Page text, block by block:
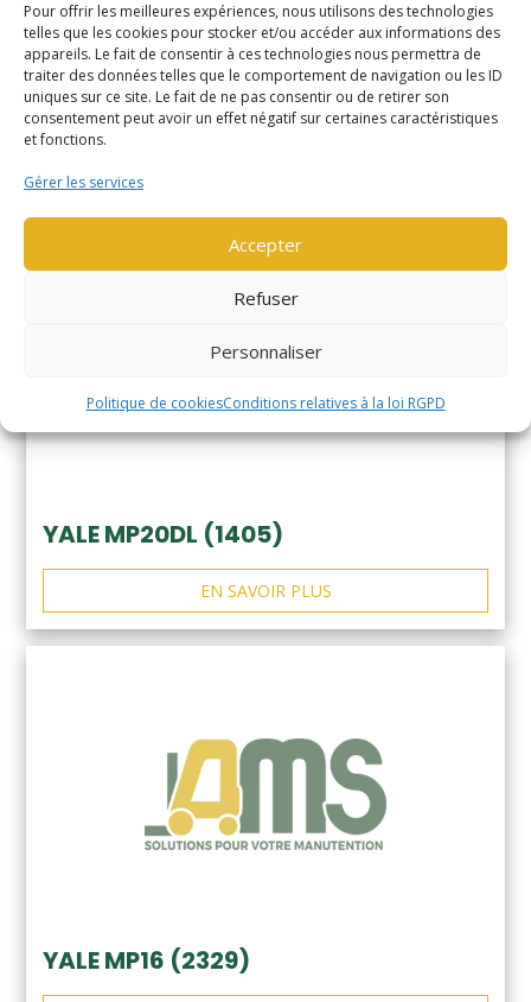
Pour offrir les meilleures expériences, nous utilisons des technologies
telles que les cookies pour stocker et/ou accéder aux informations des
appareils. Le fait de consentir à ces technologies nous permettra de
traiter des données telles que le comportement de navigation ou les ID
uniques sur ce site. Le fait de ne pas consentir ou de retirer son
consentement peut avoir un effet négatif sur certaines caractéristiques
et fonctions.
Gérer les services
Accepter
Refuser
Personnaliser
Politique de cookiesConditions relatives à la loi RGPD
YALE MS14XIL (2510)
YALE MP20DL (1405)
EN SAVOIR PLUS
YALE MP16 (2329)